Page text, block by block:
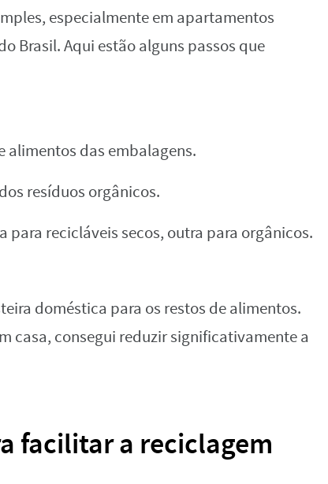
especialmente em apartamentos
Brasil. Aqui estão alguns passos que
alimentos das embalagens.
resíduos orgânicos.
para recicláveis secos, outra para orgânicos.
doméstica para os restos de alimentos.
casa, consegui reduzir significativamente a
facilitar a reciclagem